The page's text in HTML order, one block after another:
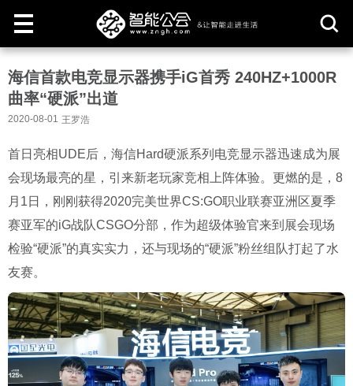
海信首款电竞显示器携手iG首秀 240HZ+1000R
曲率“硬派”出道
2020-08-01 王罗浩
首日亮相UDE后，海信Hard硬派系列电竞显示器迅速成为展
会现场最亮的星，引来新老玩家竞相上阵体验。更燃的是，8
月1日，刚刚获得2020完美世界CS:GO职业联赛亚洲区夏季
赛亚军的iG战队CSGO分部，作为超级体验官来到展会现场
检验“硬派”的真实实力，还与现场的“硬派”粉丝组队打起了水
友赛。